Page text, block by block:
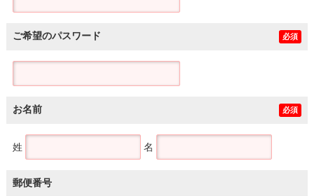
ご希望のパスワード 必須
お名前 必須
姓 名
郵便番号